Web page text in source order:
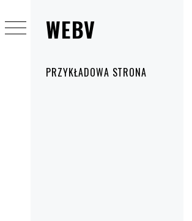
WEBV
głównePRZYKŁADOWA STRONA
do
treści